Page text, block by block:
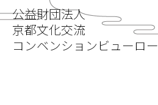
公益財団法人
京都文化交流
コンベンションビューロー